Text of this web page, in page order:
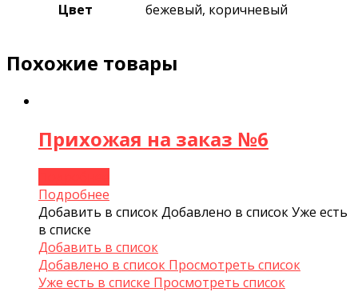
Цвет бежевый, коричневый
Похожие товары
Прихожая на заказ №6
Подробнее
Добавить в списокДобавлено в списокУже есть
в списке
Добавить в список
Добавлено в список Просмотреть список
Уже есть в списке Просмотреть список